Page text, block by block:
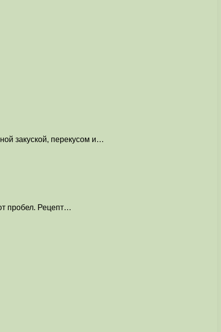
закуской, перекусом и…
пробел. Рецепт…